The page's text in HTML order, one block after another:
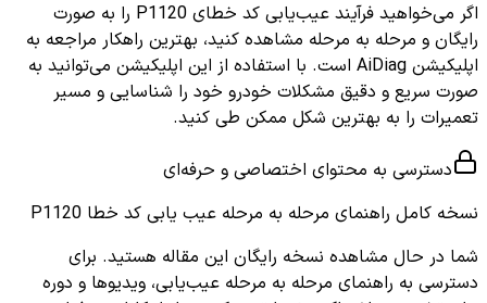
اگر می‌خواهید فرآیند عیب‌یابی کد خطای P1120 را به صورت
رایگان و مرحله به مرحله مشاهده کنید، بهترین راهکار مراجعه به
اپلیکیشن AiDiag است. با استفاده از این اپلیکیشن می‌توانید به
صورت سریع و دقیق مشکلات خودرو خود را شناسایی و مسیر
تعمیرات را به بهترین شکل ممکن طی کنید.
دسترسی به محتوای اختصاصی و حرفه‌ای
نسخه کامل راهنمای مرحله به مرحله عیب یابی کد خطا P1120
شما در حال مشاهده نسخه رایگان این مقاله هستید. برای
دسترسی به راهنمای مرحله به مرحله عیب‌یابی، ویدیوها و دوره